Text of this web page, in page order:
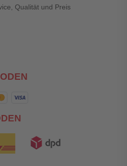
Qualität und Preis